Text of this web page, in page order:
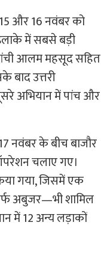
और 16 नवंबर को
में सबसे बड़ी
आलम महसूद सहित
बाद उत्तरी
अभियान में पांच और
नवंबर के बीच बाजौर
चलाए गए।
गया, जिसमें एक
अबुजर—भी शामिल
में 12 अन्य लड़ाकों